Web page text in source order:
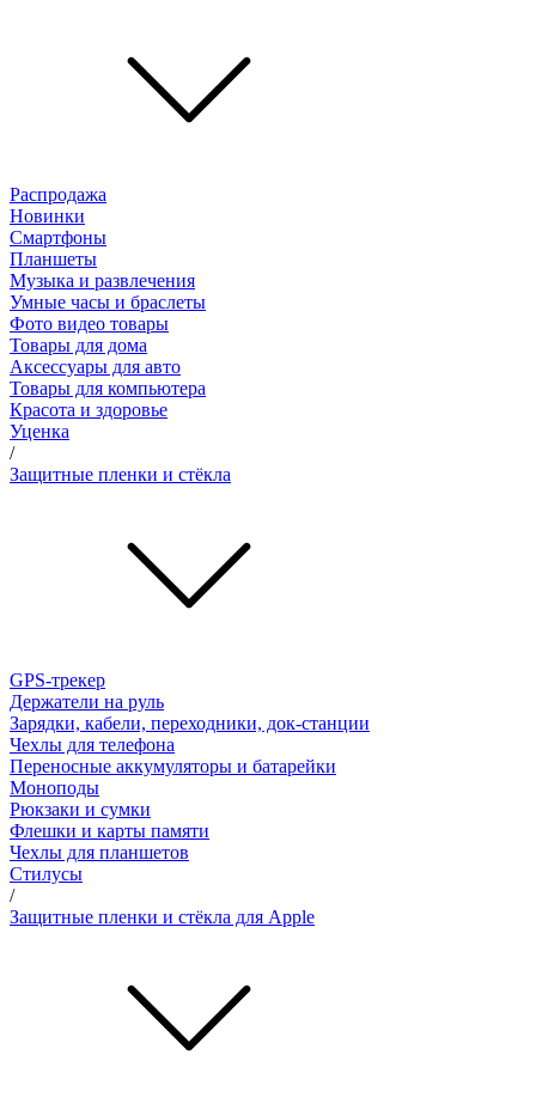
Распродажа
Новинки
Смартфоны
Планшеты
Музыка и развлечения
Умные часы и браслеты
Фото видео товары
Товары для дома
Аксессуары для авто
Товары для компьютера
Красота и здоровье
Уценка
/
Защитные пленки и стёкла
GPS-трекер
Держатели на руль
Зарядки, кабели, переходники, док-станции
Чехлы для телефона
Переносные аккумуляторы и батарейки
Моноподы
Рюкзаки и сумки
Флешки и карты памяти
Чехлы для планшетов
Стилусы
/
Защитные пленки и стёкла для Apple